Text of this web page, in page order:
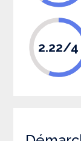
2.22/4